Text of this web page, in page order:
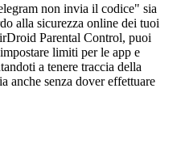
non invia il codice" sia
alla sicurezza online dei tuoi
Parental Control, puoi
limiti per le app e
a tenere traccia della
anche senza dover effettuare